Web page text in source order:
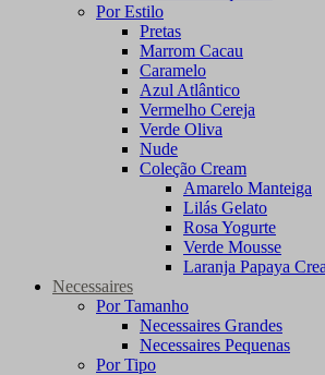
Por Estilo
Pretas
Marrom Cacau
Caramelo
Azul Atlântico
Vermelho Cereja
Verde Oliva
Nude
Coleção Cream
Amarelo Manteiga
Lilás Gelato
Rosa Yogurte
Verde Mousse
Laranja Papaya
Necessaires
Por Tamanho
Necessaires Grandes
Necessaires Pequenas
Por Tipo